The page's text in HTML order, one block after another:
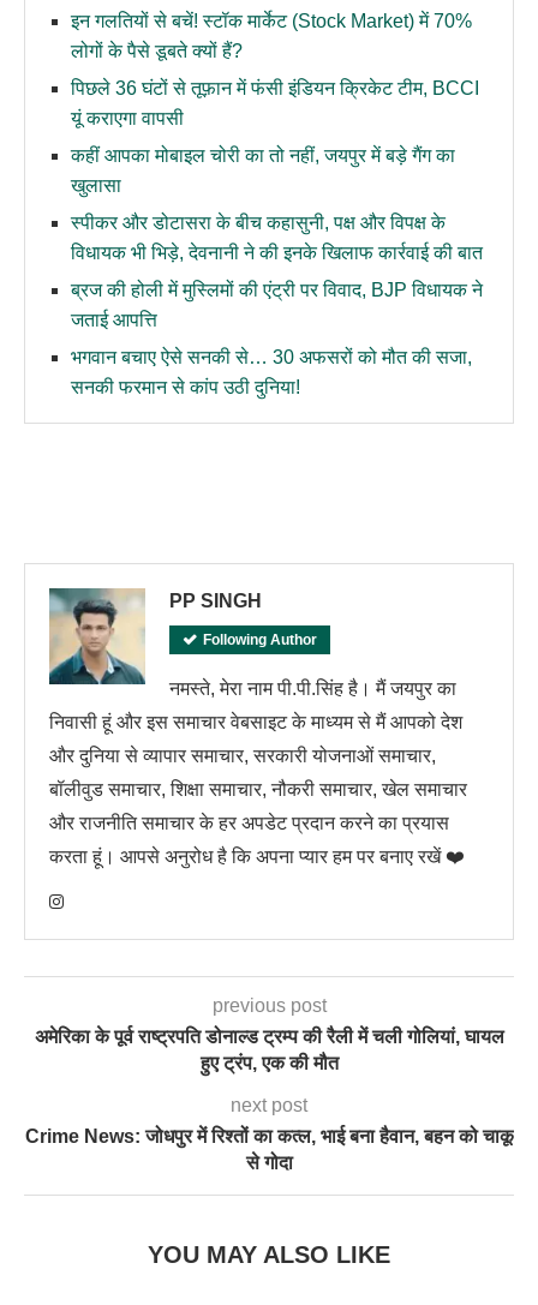
इन गलतियों से बचें! स्टॉक मार्केट (Stock Market) में 70%
लोगों के पैसे डूबते क्यों हैं?
पिछले 36 घंटों से तूफ़ान में फंसी इंडियन क्रिकेट टीम, BCCI
यूं कराएगा वापसी
कहीं आपका मोबाइल चोरी का तो नहीं, जयपुर में बड़े गैंग का
खुलासा
स्पीकर और डोटासरा के बीच कहासुनी, पक्ष और विपक्ष के
विधायक भी भिड़े, देवनानी ने की इनके खिलाफ कार्रवाई की बात
ब्रज की होली में मुस्लिमों की एंट्री पर विवाद, BJP विधायक ने
जताई आपत्ति
भगवान बचाए ऐसे सनकी से… 30 अफसरों को मौत की सजा,
सनकी फरमान से कांप उठी दुनिया!
PP SINGH
Following Author
नमस्ते, मेरा नाम पी.पी.सिंह है। मैं जयपुर का
निवासी हूं और इस समाचार वेबसाइट के माध्यम से मैं आपको देश
और दुनिया से व्यापार समाचार, सरकारी योजनाओं समाचार,
बॉलीवुड समाचार, शिक्षा समाचार, नौकरी समाचार, खेल समाचार
और राजनीति समाचार के हर अपडेट प्रदान करने का प्रयास
करता हूं। आपसे अनुरोध है कि अपना प्यार हम पर बनाए रखें ❤️
previous post
अमेरिका के पूर्व राष्ट्रपति डोनाल्ड ट्रम्प की रैली में चली गोलियां, घायल
हुए ट्रंप, एक की मौत
next post
Crime News: जोधपुर में रिश्तों का कत्ल, भाई बना हैवान, बहन को चाकू
से गोदा
YOU MAY ALSO LIKE